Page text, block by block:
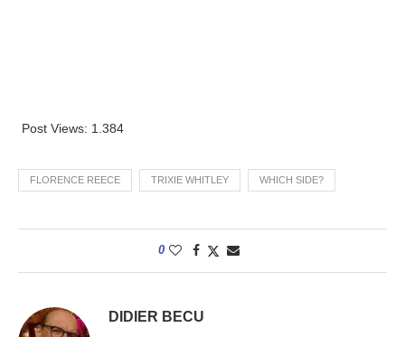
Post Views: 1.384
FLORENCE REECE TRIXIE WHITLEY WHICH SIDE?
0
DIDIER BECU